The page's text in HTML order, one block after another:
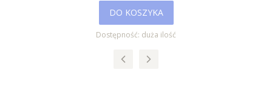
DO KOSZYKA
Dostępność: duża ilość